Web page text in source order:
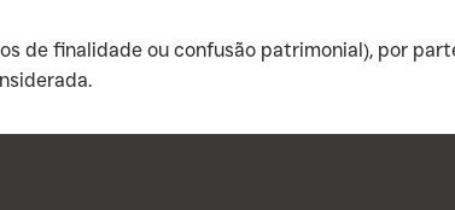
de finalidade ou confusão patrimonial), por